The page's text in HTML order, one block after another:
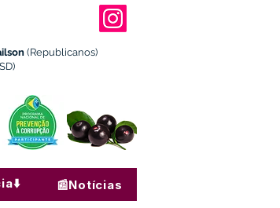
(Republicanos)
📰Notícias